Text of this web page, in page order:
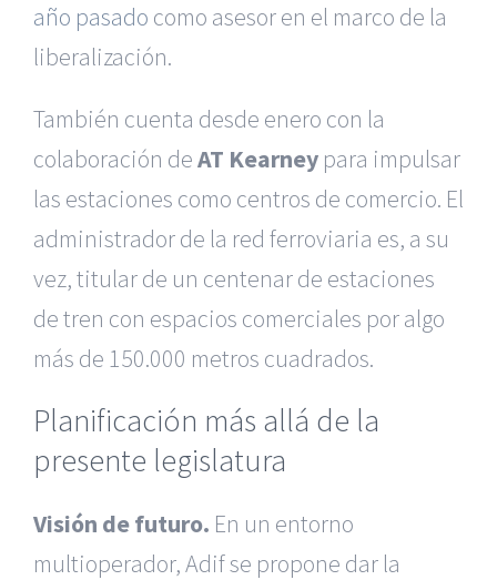
año pasado como asesor en el marco de la
liberalización.
También cuenta desde enero con la
colaboración deAT Kearney para impulsar
las estaciones como centros de comercio. El
administrador de la red ferroviaria es, a su
vez, titular de un centenar de estaciones
de tren con espacios comerciales por algo
más de 150.000 metros cuadrados.
Planificación más allá de la
presente legislatura
Visión de futuro. En un entorno
multioperador, Adif se propone dar la